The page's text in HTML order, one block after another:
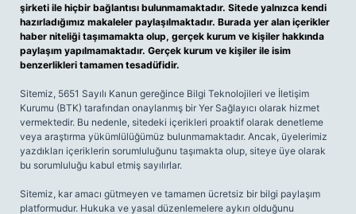
şirketi ile hiçbir bağlantısı bulunmamaktadır. Sitede yalnızca kendi
hazırladığımız makaleler paylaşılmaktadır. Burada yer alan içerikler
haber niteliği taşımamakta olup, gerçek kurum ve kişiler hakkında
paylaşım yapılmamaktadır. Gerçek kurum ve kişiler ile isim
benzerlikleri tamamen tesadüfidir.
Sitemiz, 5651 Sayılı Kanun gereğince Bilgi Teknolojileri ve İletişim
Kurumu (BTK) tarafından onaylanmış bir Yer Sağlayıcı olarak hizmet
vermektedir. Bu nedenle, sitedeki içerikleri proaktif olarak denetleme
veya araştırma yükümlülüğümüz bulunmamaktadır. Ancak, üyelerimiz
yazdıkları içeriklerin sorumluluğunu taşımakta olup, siteye üye olarak
bu sorumluluğu kabul etmiş sayılırlar.
Sitemiz, kar amacı gütmeyen ve tamamen ücretsiz bir bilgi paylaşım
platformudur. Hukuka ve yasal düzenlemelere aykırı olduğunu